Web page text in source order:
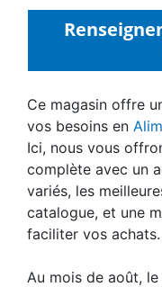
Ce magasin offre
vos besoins en
Ici, nous vous
complète avec un
variés, les
catalogue, et une
faciliter vos achats.
Au mois de août,